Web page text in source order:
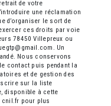
de votre
une réclamation
d’organiser le sort de
ces droits par voie
78450 Villepreux ou
Un
Nous conservons
contact puis pendant la
et de gestion des
sur la liste
disponible à cette
pour plus